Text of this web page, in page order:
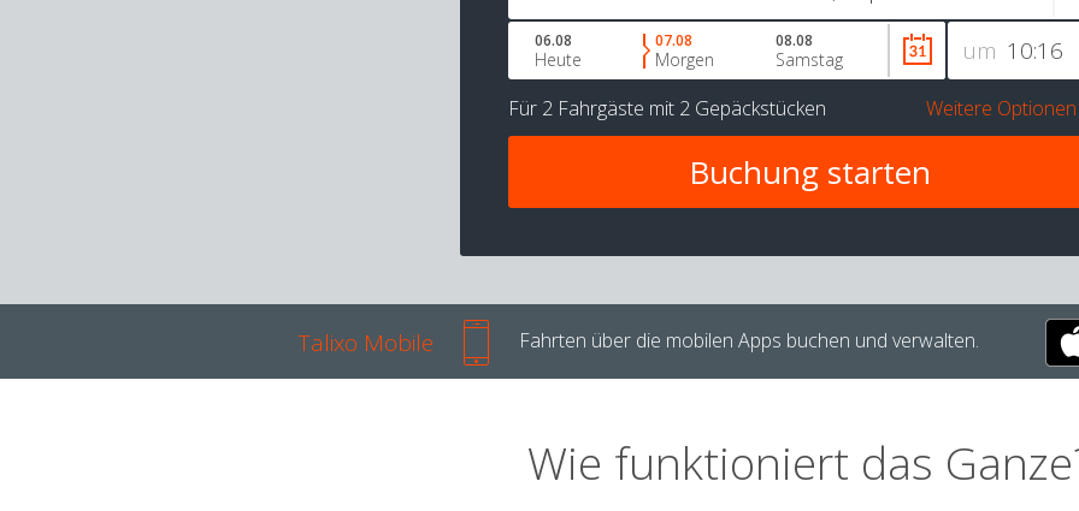
um
06.08
Heute
07.08
Morgen
08.08
Samstag
Für 2 Fahrgäste mit 2 Gepäckstücken Weitere Optionen
Talixo Mobile Fahrten über die mobilen Apps buchen und verwalten.
Wie funktioniert das